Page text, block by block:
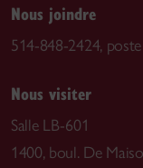
Nous joindre
514-848-2424,
Nous visiter
Salle LB-601
1400, boul. De